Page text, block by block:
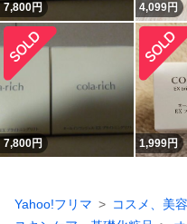
7,800円 4,099円
7,800円 1,999円
Yahoo!フリマ
コスメ、美